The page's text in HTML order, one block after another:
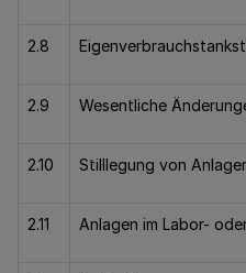
2.8
2.9 Wesentliche
2.10 Stilllegung von
2.11 Anlagen im Labor-